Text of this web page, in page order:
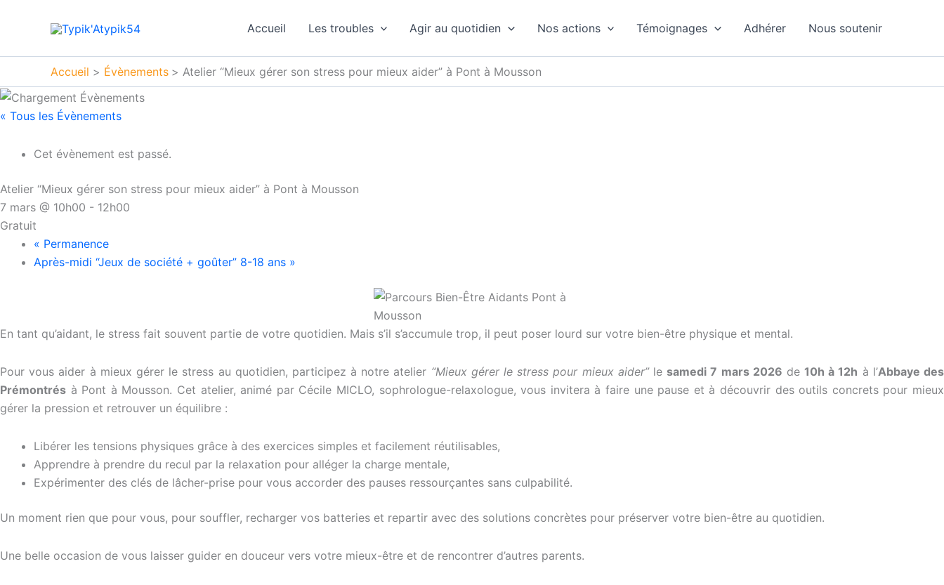
Accueil Les troubles Agir au quotidien Nos actions Témoignages Adhérer Nous soutenir
Accueil Évènements Atelier “Mieux gérer son stress pour mieux aider” à Pont à Mousson
« Tous les Évènements
Cet évènement est passé.
Atelier “Mieux gérer son stress pour mieux aider” à Pont à Mousson
7 mars @ 10h00 - 12h00
Gratuit
« Permanence
Après-midi “Jeux de société + goûter” 8-18 ans »
En tant qu’aidant, le stress fait souvent partie de votre quotidien. Mais s’il s’accumule trop, il peut poser lourd sur votre bien-être physique et mental.
Pour vous aider à mieux gérer le stress au quotidien, participez à notre atelier “Mieux gérer le stress pour mieux aider” le samedi 7 mars 2026 de10h à 12h à l’Abbaye des
Prémontrés à Pont à Mousson. Cet atelier, animé par Cécile MICLO, sophrologue-relaxologue, vous invitera à faire une pause et à découvrir des outils concrets pour mieux
gérer la pression et retrouver un équilibre :
Libérer les tensions physiques grâce à des exercices simples et facilement réutilisables,
Apprendre à prendre du recul par la relaxation pour alléger la charge mentale,
Expérimenter des clés de lâcher-prise pour vous accorder des pauses ressourçantes sans culpabilité.
Un moment rien que pour vous, pour souffler, recharger vos batteries et repartir avec des solutions concrètes pour préserver votre bien-être au quotidien.
Une belle occasion de vous laisser guider en douceur vers votre mieux-être et de rencontrer d’autres parents.